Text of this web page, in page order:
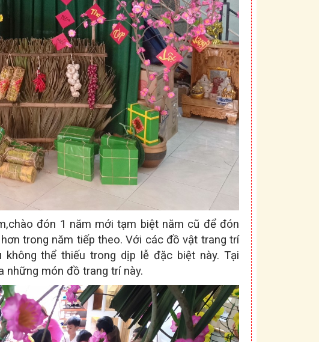
đón 1 năm mới tạm biệt năm cũ để đón
trong năm tiếp theo. Với các đồ vật trang trí
thể thiếu trong dịp lễ đặc biệt này. Tại
món đồ trang trí này.